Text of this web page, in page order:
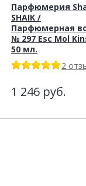
Парфюмерия
SHAIK /
Парфюмерная
№ 297 Esc Mol
50 мл.
2
1 246 руб.